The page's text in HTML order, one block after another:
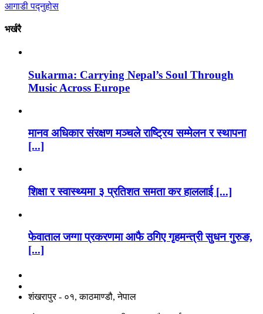
आगाडी पद्नुहोस
भर्खरै
Sukarma: Carrying Nepal’s Soul Through
Music Across Europe
मानव अधिकार संरक्षण मञ्चले राष्ट्रिय सम्मेलन र स्थापना
[...]
शिक्षा र स्वास्थ्यमा ३ प्रतिशत समता कर हाललाई [...]
फेवाताल जग्गा प्रकरणमा आफै ठगिए गृहमन्त्री सुधन गुरुङ,
[...]
शंखरापुर - ०१, काठमाण्डौ, नेपाल